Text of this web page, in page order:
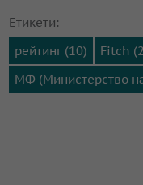
Етикети:
рейтинг (10)
Fitch
МФ (Министерство